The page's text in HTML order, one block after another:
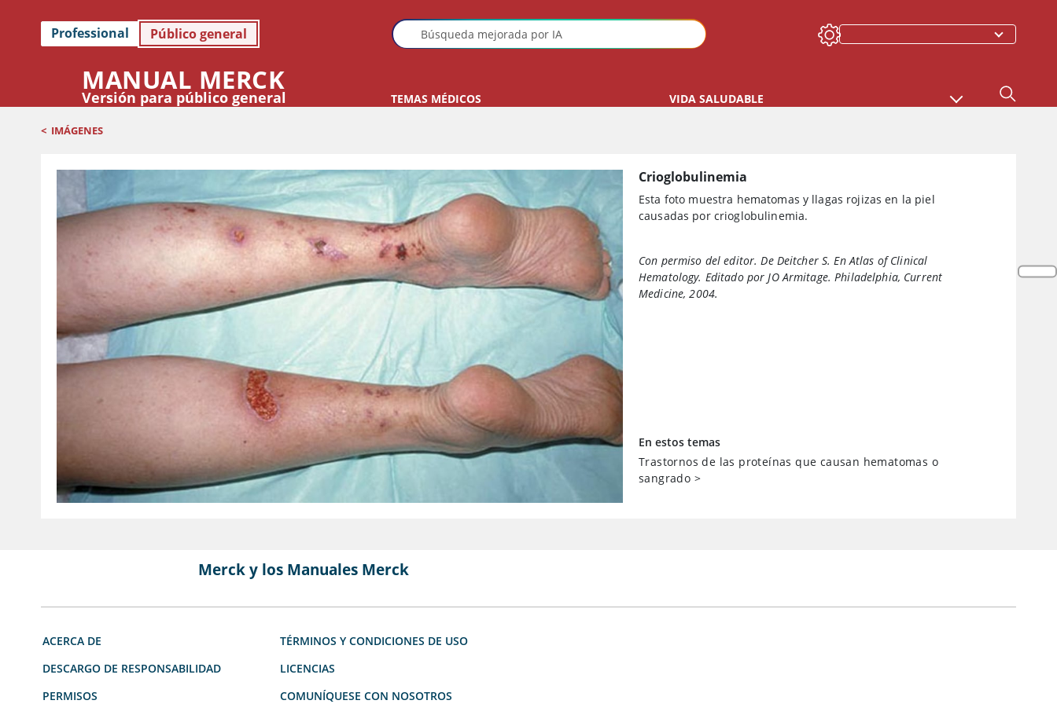
Professional Público general
MANUAL MERCK
Versión para público general TEMAS MÉDICOS VIDA SALUDABLE
< IMÁGENES
Crioglobulinemia
Esta foto muestra hematomas y llagas rojizas en la piel
causadas por crioglobulinemia.
Con permiso del editor. De Deitcher S. EnAtlas of Clinical
Hematology. Editado por JO Armitage. Philadelphia, Current
Medicine, 2004.
En estos temas
Trastornos de las proteínas que causan hematomas o
sangrado >
Merck y los Manuales Merck
ACERCA DE
DESCARGO DE RESPONSABILIDAD
PERMISOS
TÉRMINOS Y CONDICIONES DE USO
LICENCIAS
COMUNÍQUESE CON NOSOTROS